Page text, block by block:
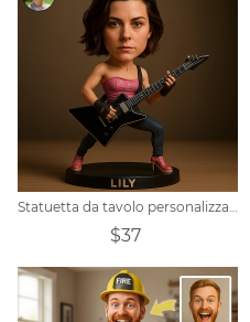
Statuetta da tavolo personalizzata con ritratto di chitarrista
$37